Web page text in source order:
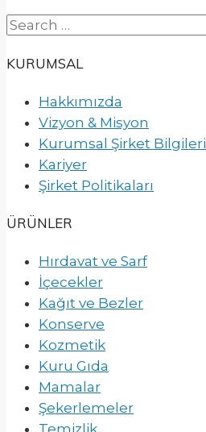
Search
KURUMSAL
Hakkımızda
Vizyon & Misyon
Kurumsal Şirket Bilgileri
Kariyer
Şirket Politikaları
ÜRÜNLER
Hırdavat ve Sarf
İçecekler
Kağıt ve Bezler
Konserve
Kozmetik
Kuru Gıda
Mamalar
Şekerlemeler
Temizlik